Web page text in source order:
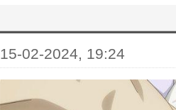
15-02-2024, 19:24